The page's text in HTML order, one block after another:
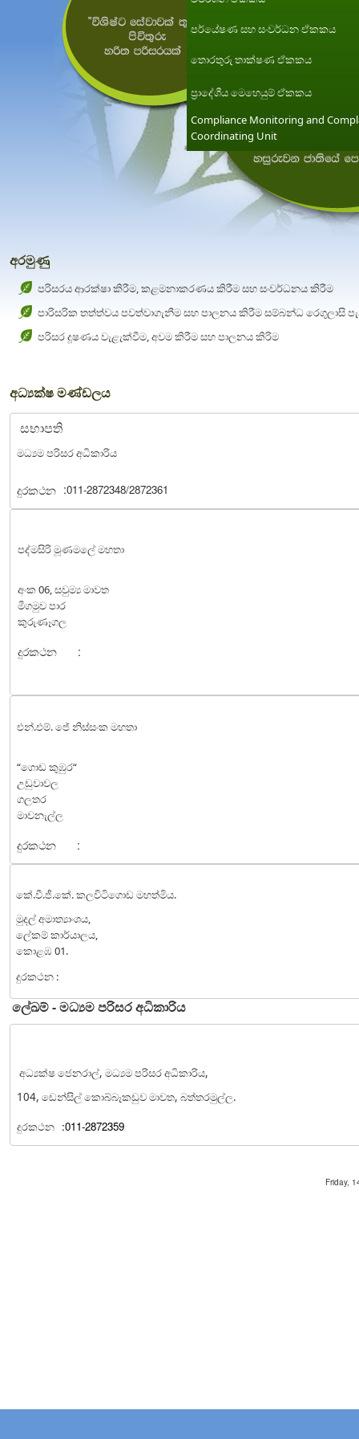
පර්යේෂණ සහ සංවර්ධන ඒකකය
තොරතුරු තාක්ෂණ ඒකකය
ප්‍රාදේශීය මෙහෙයුම් ඒකකය
Compliance Monitoring and
Coordinating Unit
අරමුණු
පරිසරය ආරක්ෂා කිරීම, කළමනාකරණය කිරීම සහ සංවර්ධනය කිරීම
පාරිසරික තත්ත්වය පවත්වාගැනීම සහ පාලනය කිරීම සම්බන්ධ රෙගුලාසි
පරිසර දූෂණය වැළැක්වීම, අවම කිරීම සහ පාලනය කිරිම
අධ්‍යක්ෂ මණ්ඩලය
සභාපති
මධ්‍යම පරිසර අධිකාරිය
දුරකථන :011-2872348/2872361
පද්මසිරි මූණමලේ මහතා
අංක 06, සවුම්‍ය මාවත
මීගමුව පාර
කුරුණෑගල
දුරකථන :
එන්.එම්. ජේ නිස්සංක මහතා
“ගොඩ කුඹුර“
උඩුවාවල
ගලතර
මාවනැල්ල
දුරකථන :
කේ.වී.ජී.කේ. කලවිටිගොඩ මහත්මිය.
මුදල් අමාත්‍යාංශය,
ලේකම් කාර්යාලය,
කොළඹ 01.
දුරකථන :
ලේඛම් - මධ්‍යම පරිසර අධිකාරිය
අධ්‍යක්ෂ ජෙනරාල්, මධ්‍යම පරිසර අධිකාරිය,
104, ඩෙන්සිල් කොබ්බෑකඩුව මාවත, බත්තරමුල්ල.
දුරකථන :011-2872359
Friday,